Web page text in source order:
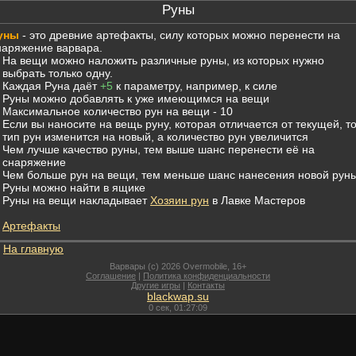
Руны
- это древние артефакты, силу которых можно перенести на
варвара.
На вещи можно наложить различные руны, из которых нужно
выбрать только одну.
Каждая Руна даёт+5 к параметру, например, к силе
Руны можно добавлять к уже имеющимся на вещи
Максимальное количество рун на вещи - 10
Если вы наносите на вещь руну, которая отличается от текущей, то
тип рун изменится на новый, а количество рун увеличится
Чем лучше качество руны, тем выше шанс перенести её на
снаряжение
Чем больше рун на вещи, тем меньше шанс нанесения новой
Руны можно найти в ящике
Руны на вещи накладываетХозяин рун в Лавке Мастеров
Артефакты
На главную
Варвары (c) 2026 Overmobile, 16+
Соглашение | Политика конфиденциальности
Другие игры | Контакты
blackwap.su
0 сек, 01:27:09